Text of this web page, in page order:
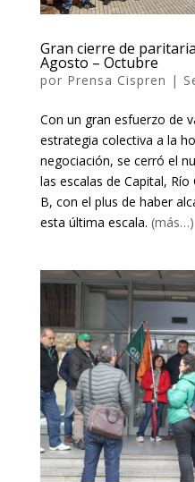
Gran cierre de
Agosto – Octubre
por Prensa Cispren |
Con un gran esfuerzo de
estrategia colectiva a la
negociación, se cerró el
las escalas de Capital,
B, con el plus de haber
esta última escala. (más…)